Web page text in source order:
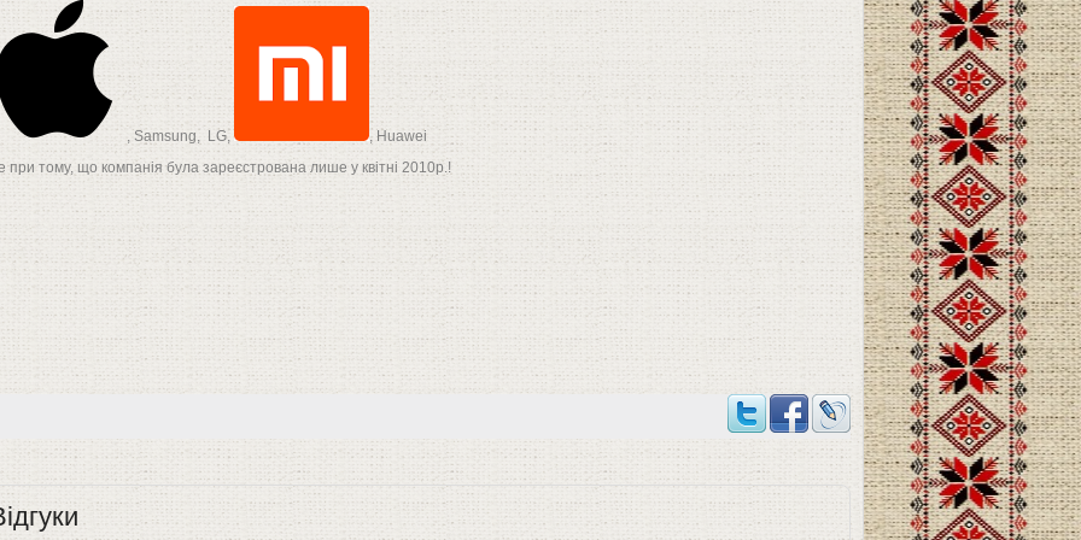
, Samsung, LG,
, Huawei
при тому, що компанія була зареєстрована лише у квітні 2010р.!